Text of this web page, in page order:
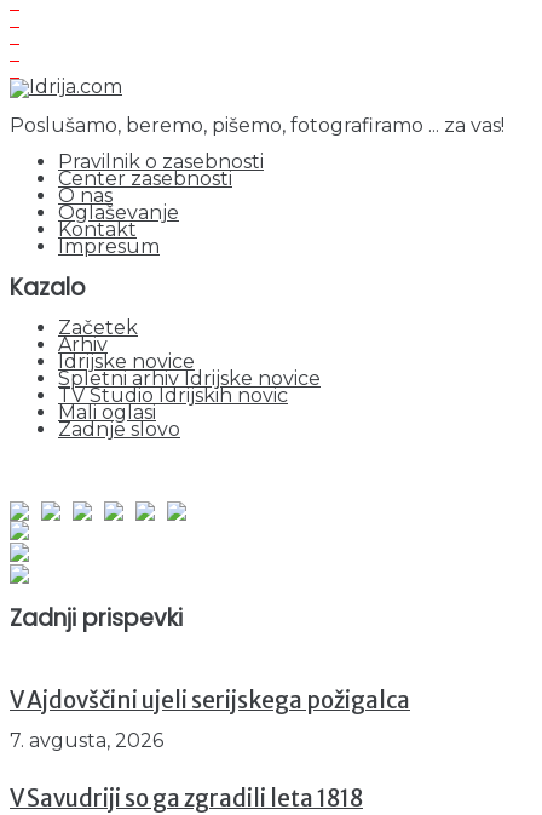
Poslušamo, beremo, pišemo, fotografiramo ... za vas!
Pravilnik o zasebnosti
Center zasebnosti
O nas
Oglaševanje
Kontakt
Impresum
Kazalo
Začetek
Arhiv
Idrijske novice
Spletni arhiv Idrijske novice
TV Studio Idrijskih novic
Mali oglasi
Zadnje slovo
Zadnji prispevki
V Ajdovščini ujeli serijskega požigalca
7. avgusta, 2026
V Savudriji so ga zgradili leta 1818